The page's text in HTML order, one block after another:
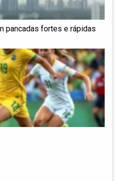
pancadas fortes e rápidas